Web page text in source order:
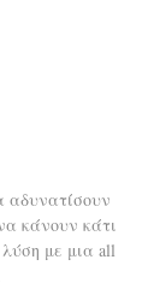
αδυνατίσουν
κάνουν κάτι
με μια all